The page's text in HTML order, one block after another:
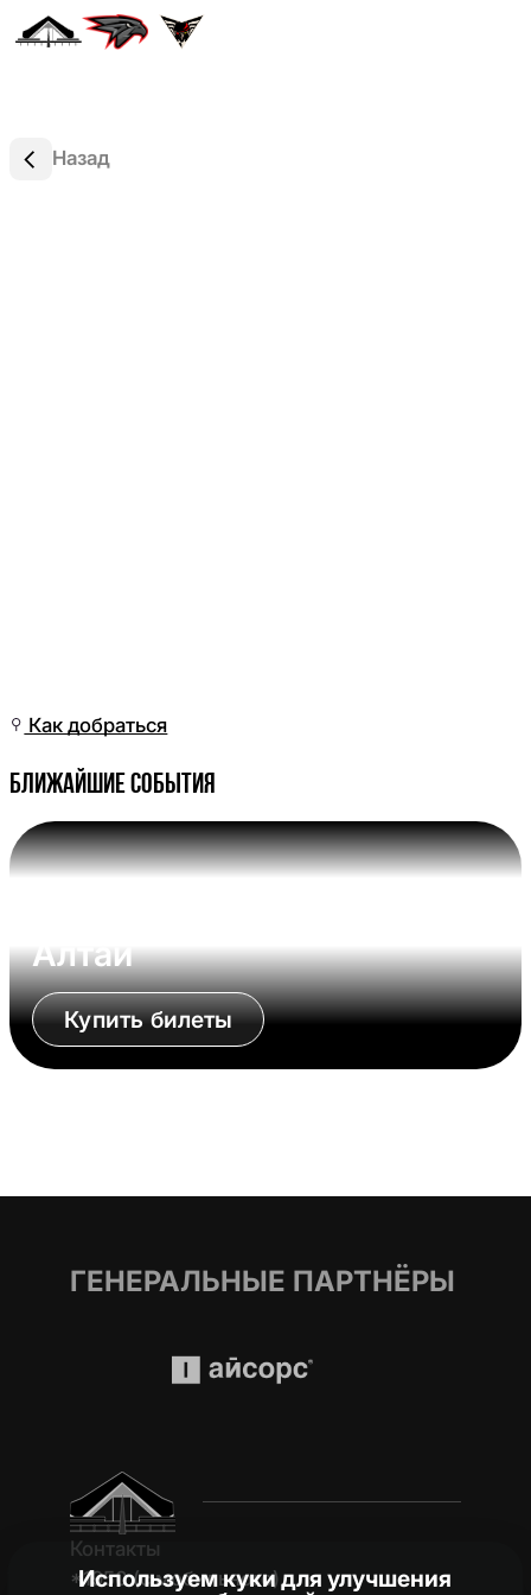
Назад
Как добраться
Ближайшие события
Алтай
Купить билеты
ГЕНЕРАЛЬНЫЕ ПАРТНЁРЫ
Контакты
*1950 (c мобильного)
Используем куки для улучшения